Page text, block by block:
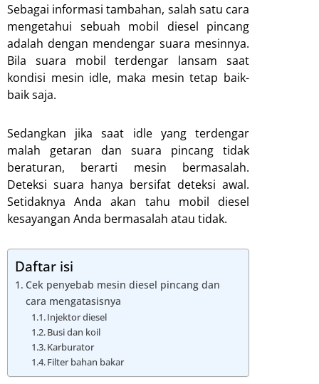
Sebagai informasi tambahan, salah satu cara
mengetahui sebuah mobil diesel pincang
adalah dengan mendengar suara mesinnya.
Bila suara mobil terdengar lansam saat
kondisi mesin idle, maka mesin tetap baik-
baik saja.
Sedangkan jika saat idle yang terdengar
malah getaran dan suara pincang tidak
beraturan, berarti mesin bermasalah.
Deteksi suara hanya bersifat deteksi awal.
Setidaknya Anda akan tahu mobil diesel
kesayangan Anda bermasalah atau tidak.
Daftar isi
Cek penyebab mesin diesel pincang dan
cara mengatasisnya
Injektor diesel
Busi dan koil
Karburator
Filter bahan bakar